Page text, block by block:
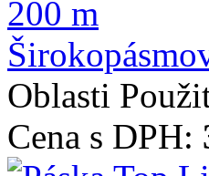
Oblasti
Cena s DPH: